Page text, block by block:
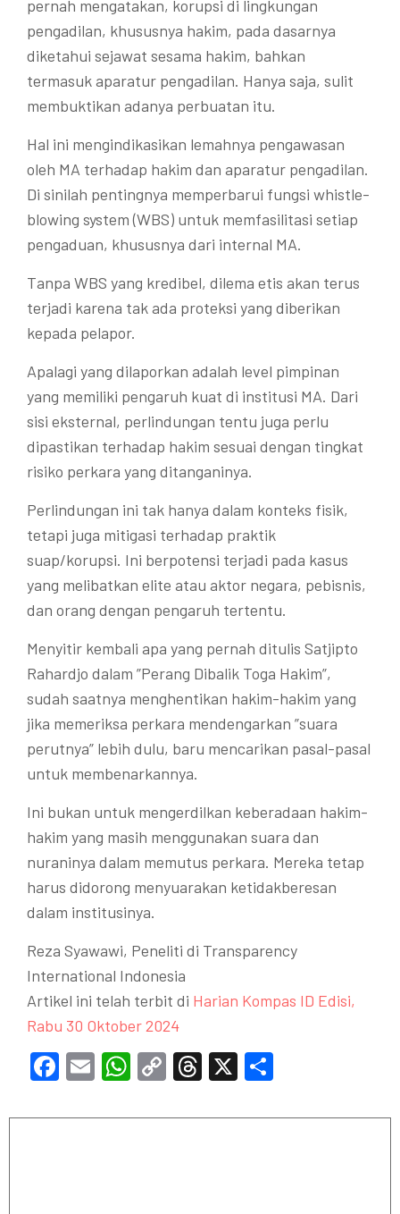
pernah mengatakan, korupsi di lingkungan
pengadilan, khususnya hakim, pada dasarnya
diketahui sejawat sesama hakim, bahkan
termasuk aparatur pengadilan. Hanya saja, sulit
membuktikan adanya perbuatan itu.
Hal ini mengindikasikan lemahnya pengawasan
oleh MA terhadap hakim dan aparatur pengadilan.
Di sinilah pentingnya memperbarui fungsi whistle-
blowing system (WBS) untuk memfasilitasi setiap
pengaduan, khususnya dari internal MA.
Tanpa WBS yang kredibel, dilema etis akan terus
terjadi karena tak ada proteksi yang diberikan
kepada pelapor.
Apalagi yang dilaporkan adalah level pimpinan
yang memiliki pengaruh kuat di institusi MA. Dari
sisi eksternal, perlindungan tentu juga perlu
dipastikan terhadap hakim sesuai dengan tingkat
risiko perkara yang ditanganinya.
Perlindungan ini tak hanya dalam konteks fisik,
tetapi juga mitigasi terhadap praktik
suap/korupsi. Ini berpotensi terjadi pada kasus
yang melibatkan elite atau aktor negara, pebisnis,
dan orang dengan pengaruh tertentu.
Menyitir kembali apa yang pernah ditulis Satjipto
Rahardjo dalam ”Perang Dibalik Toga Hakim”,
sudah saatnya menghentikan hakim-hakim yang
jika memeriksa perkara mendengarkan ”suara
perutnya” lebih dulu, baru mencarikan pasal-pasal
untuk membenarkannya.
Ini bukan untuk mengerdilkan keberadaan hakim-
hakim yang masih menggunakan suara dan
nuraninya dalam memutus perkara. Mereka tetap
harus didorong menyuarakan ketidakberesan
dalam institusinya.
Reza Syawawi, Peneliti di Transparency
International Indonesia
Artikel ini telah terbit di Harian Kompas ID Edisi,
Rabu 30 Oktober 2024
Facebook
EmailWhatsApp
CopyThreads
X